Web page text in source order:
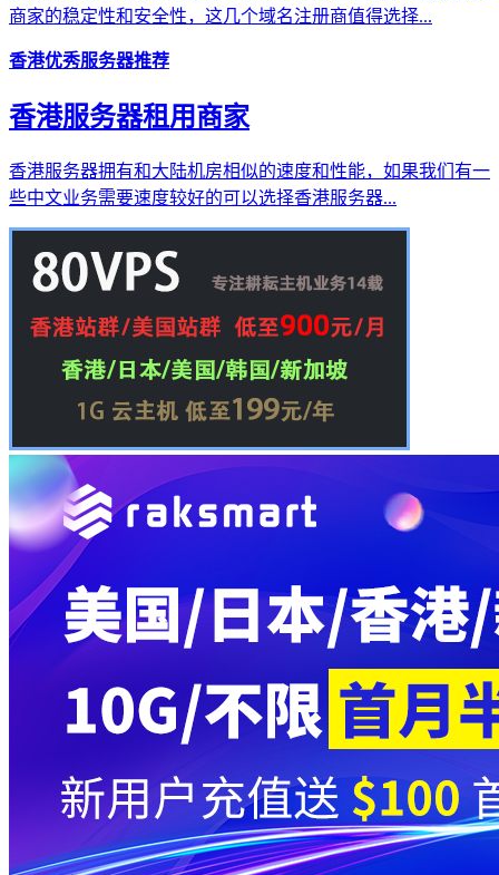
商家的稳定性和安全性，这几个域名注册商值得选择...
香港优秀服务器推荐
香港服务器租用商家
香港服务器拥有和大陆机房相似的速度和性能，如果我们有一
些中文业务需要速度较好的可以选择香港服务器...